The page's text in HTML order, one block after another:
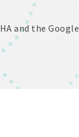
and the Google